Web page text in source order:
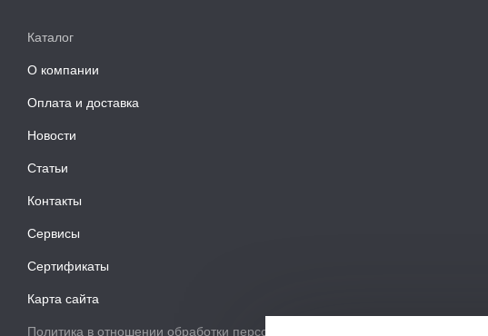
Каталог
О компании
Оплата и доставка
Новости
Статьи
Контакты
Сервисы
Сертификаты
Карта сайта
Политика в отношении обработки персональных данных